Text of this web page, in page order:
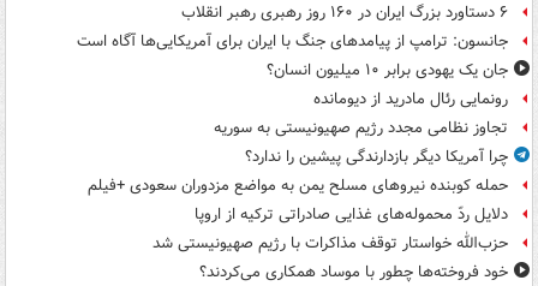
۶ دستاورد بزرگ ایران در ۱۶۰ روز رهبری رهبر انقلاب
جانسون: ترامپ از پیامدهای جنگ با ایران برای آمریکایی‌ها آگاه است
جان یک یهودی برابر ۱۰ میلیون انسان؟
رونمایی رئال مادرید از دیومانده
تجاوز نظامی مجدد رژیم صهیونیستی به سوریه
چرا آمریکا دیگر بازدارندگی پیشین را ندارد؟
حمله کوبنده نیروهای مسلح یمن به مواضع مزدوران سعودی +فیلم
دلایل ردّ محموله‌های غذایی صادراتی ترکیه از اروپا
حزب‌الله خواستار توقف مذاکرات با رژیم صهیونیستی شد
خود فروخته‌ها چطور با موساد همکاری می‌کردند؟